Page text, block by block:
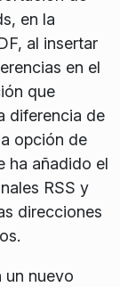
en la
al insertar
en el
que
diferencia de
opción de
ha añadido el
RSS y
direcciones
un nuevo